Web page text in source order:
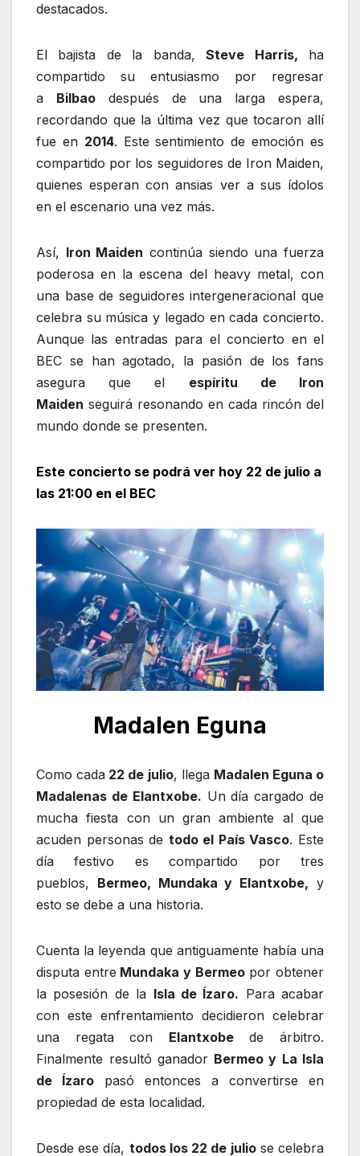
destacados.
El bajista de la banda,Steve Harris, ha
compartido su entusiasmo por regresar
a Bilbaodespués de una larga espera,
recordando que la última vez que tocaron allí
fue en 2014. Este sentimiento de emoción es
compartido por los seguidores de Iron Maiden,
quienes esperan con ansias ver a sus ídolos
en el escenario una vez más.
Así, Iron Maiden continúa siendo una fuerza
poderosa en la escena del heavy metal, con
una base de seguidores intergeneracional que
celebra su música y legado en cada concierto.
Aunque las entradas para el concierto en el
BEC se han agotado, la pasión de los fans
asegura que el espíritu de Iron
Maiden seguirá resonando en cada rincón del
mundo donde se presenten.
Este concierto se podrá ver hoy 22 de julio a
las 21:00 en el BEC
Madalen Eguna
Como cada 22 de julio, llega Madalen Eguna o
Madalenas de Elantxobe. Un día cargado de
mucha fiesta con un gran ambiente al que
acuden personas de todo el País Vasco. Este
día festivo es compartido por tres
pueblos, Bermeo, Mundaka y Elantxobe, y
esto se debe a una historia.
Cuenta la leyenda que antiguamente había una
disputa entre Mundaka y Bermeopor obtener
la posesión de la Isla de Ízaro. Para acabar
con este enfrentamiento decidieron celebrar
una regata con Elantxobede árbitro.
Finalmente resultó ganador Bermeo y La Isla
de Ízaro pasó entonces a convertirse en
propiedad de esta localidad.
Desde ese día, todos los 22 de juliose celebra